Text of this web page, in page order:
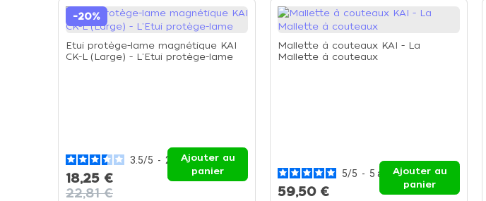
-20%
Etui protège-lame magnétique KAI
CK-L (Large) - L'Etui protège-lame
3.5/5 - 2 avis
18,25 €
22,81 €
Ajouter au
panier
Mallette à couteaux KAI - La
Mallette à couteaux
5/5 - 5 avis
59,50 €
Ajouter au
panier